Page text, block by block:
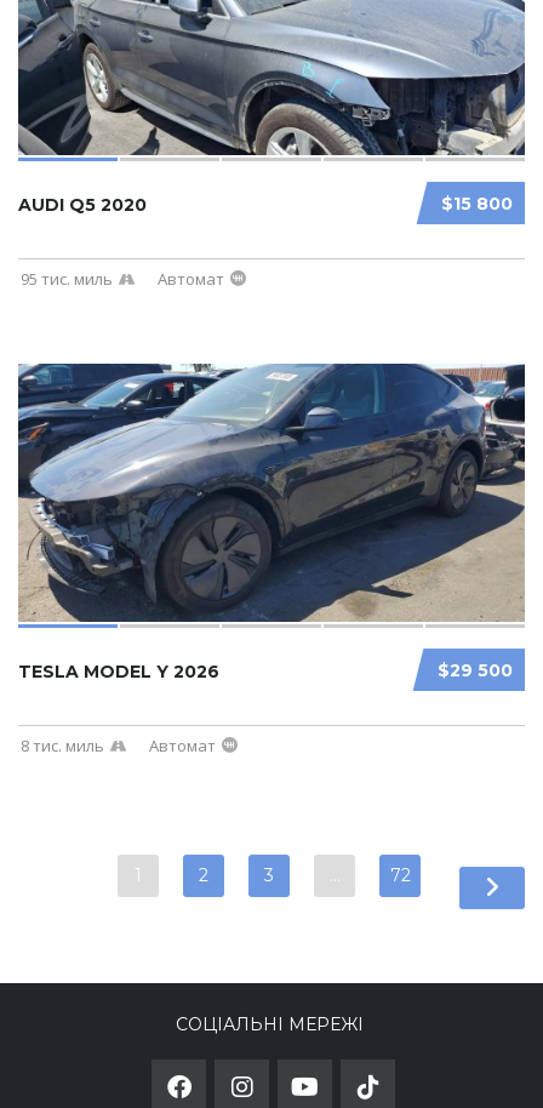
$15 800
AUDI Q5 2020
95 тис. миль Автомат
$29 500
TESLA MODEL Y 2026
8 тис. миль Автомат
1 2 3 … 72
СОЦІАЛЬНІ МЕРЕЖІ